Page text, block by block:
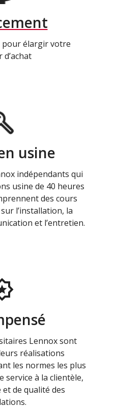
élargir votre
usine
indépendants qui
usine de 40 heures
des cours
l’installation, la
et l’entretien.
Lennox sont
réalisations
les normes les plus
service à la clientèle,
de qualité des